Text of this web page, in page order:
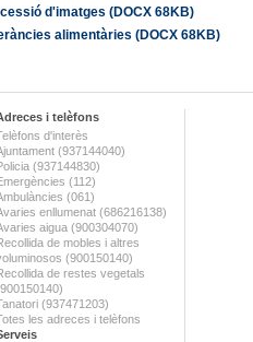
d'imatges (DOCX 68KB)
alimentàries (DOCX 68KB)
i telèfons
d'interès
(937144040)
(937144830)
(112)
(061)
enllumenat (686216138)
aigua (900304070)
de mobles i altres
(900150140)
de restes vegetals
(937471203)
les adreces i telèfons